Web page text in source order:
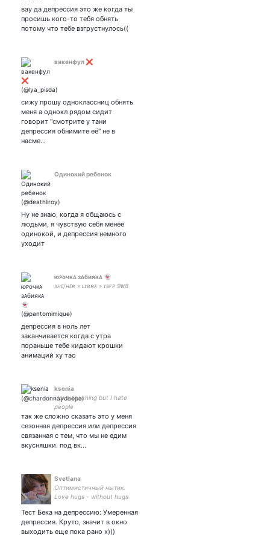
1553 8325 карта сбербанк.
вау да депрессия это же когда ты
просишь кого-то тебя обнять
потому что тебе взгрустнулось((
вакенфул ❌
сижу прошу одноклассниц обнять
меня а однокл рядом сидит
говорит "смотрите у тани
депрессия обнимите её" не в
насме…
Одинокий ребенок
Ну не знаю, когда я общаюсь с
людьми, я чувствую себя менее
одинокой, и депрессия немного
уходит
юᴘочкᴀ зᴀбиякᴀ 👻
sʜᴇ/ʜᴇʀ » ʟɪʙʀᴀ » ɪsғᴘ 9ᴡ8
» ᴍᴀᴍ-ᴘ(ᴇɴsᴛᴀʀs) » ʜᴀɪᴋʏᴜᴜ »
депрессия в ноль лет
заканчивается когда с утра
пораньше тебе кидают крошки
анимаций ху тао
ksenia
I love teaching but I hate
people
так же сложно сказать это у меня
сезонная депрессия или депрессия
связанная с тем, что мы не едим
вкусняшки. под вк…
Svetlana
Оптимистичный нытик.
Love hugs - without hugs
adequacy. But it's not
accurate x)
Тест Бека на депрессию: Умеренная
депрессия. Круто, значит в окно
выходить еще пока рано х)))